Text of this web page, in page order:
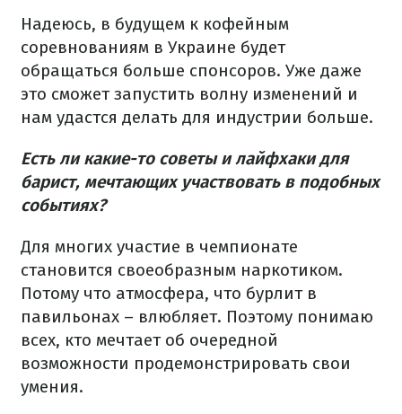
Надеюсь, в будущем к кофейным
соревнованиям в Украине будет
обращаться больше спонсоров. Уже даже
это сможет запустить волну изменений и
нам удастся делать для индустрии больше.
Есть ли какие-то советы и лайфхаки для
барист, мечтающих участвовать в подобных
событиях?
Для многих участие в чемпионате
становится своеобразным наркотиком.
Потому что атмосфера, что бурлит в
павильонах – влюбляет. Поэтому понимаю
всех, кто мечтает об очередной
возможности продемонстрировать свои
умения.